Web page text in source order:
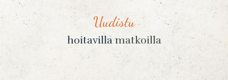
Uudistu
hoitavillamatkoilla